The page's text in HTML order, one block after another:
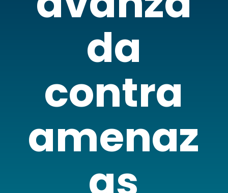
da
contra
amenaz